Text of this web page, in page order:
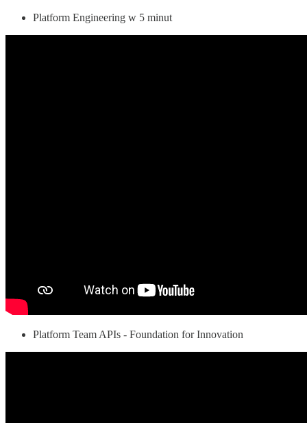
Platform Engineering w 5 minut
Platform Team APIs - Foundation for Innovation